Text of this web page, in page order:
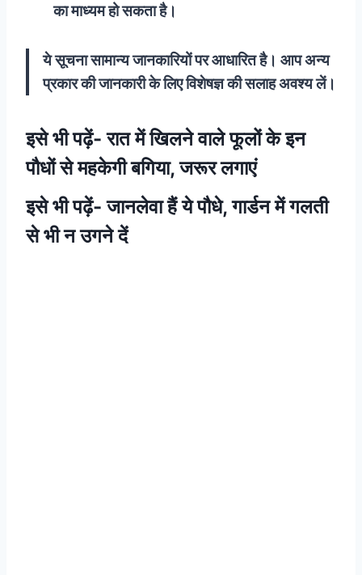
का माध्यम हो सकता है।
ये सूचना सामान्य जानकारियों पर आधारित है। आप अन्य
प्रकार की जानकारी के लिए विशेषज्ञ की सलाह अवश्य लें।
इसे भी पढ़ें-रात में खिलने वाले फूलों के इन
पौधों से महकेगी बगिया, जरूर लगाएं
इसे भी पढ़ें-जानलेवा हैं ये पौधे, गार्डन में गलती
से भी न उगने दें